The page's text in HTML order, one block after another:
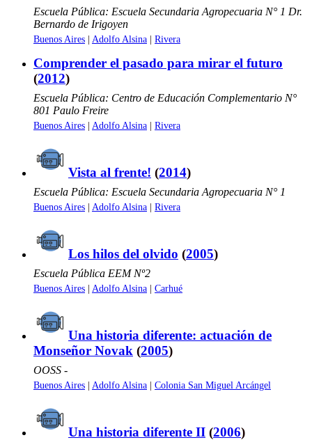
Escuela Pública: Escuela Secundaria Agropecuaria N° 1 Dr.
Bernardo de Irigoyen
Buenos Aires | Adolfo Alsina | Rivera
Comprender el pasado para mirar el futuro
(2012)
Escuela Pública: Centro de Educación Complementario N°
801 Paulo Freire
Buenos Aires | Adolfo Alsina | Rivera
Vista al frente! (2014)
Escuela Pública: Escuela Secundaria Agropecuaria N° 1
Buenos Aires | Adolfo Alsina | Rivera
Los hilos del olvido (2005)
Escuela Pública EEM Nº2
Buenos Aires | Adolfo Alsina | Carhué
Una historia diferente: actuación de
Monseñor Novak (2005)
OOSS -
Buenos Aires | Adolfo Alsina | Colonia San Miguel Arcángel
Una historia diferente II (2006)